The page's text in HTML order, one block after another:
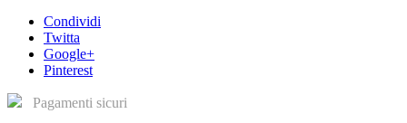
Condividi
Twitta
Google+
Pinterest
Pagamenti sicuri